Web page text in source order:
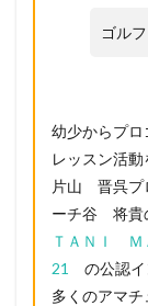
ゴル
幼少からプ
レッスン活動
片山 晋呉プ
ーチ谷 将貴
ＴＡＮＩ
21
の公認イ
多くのアマチ